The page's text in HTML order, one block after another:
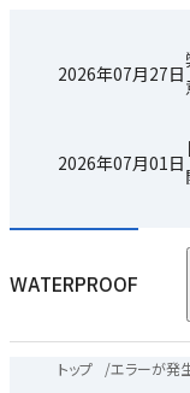
2026年07月27日
2026年07月01日
WATERPROOF
トップ /エラーが発